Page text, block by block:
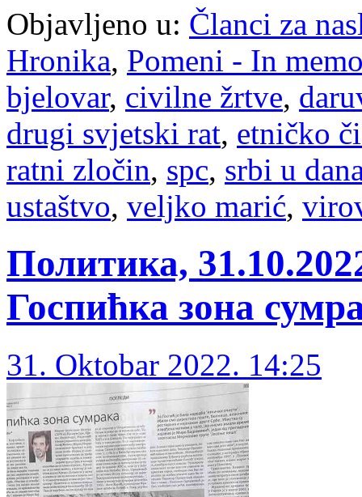
Objavljeno u: Članci za
Hronika, Pomeni - In
bjelovar, civilne žrtve,
drugi svjetski rat, etničko
ratni zločin, spc, srbi u
ustaštvo, veljko marić,
Политика,
Госпићка зона
31. Oktobar 2022. 14:25